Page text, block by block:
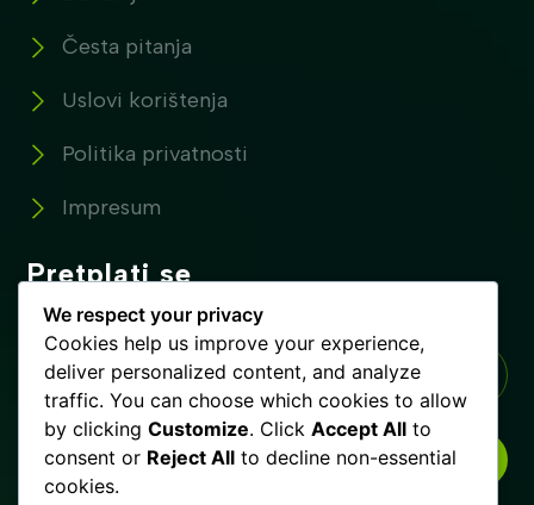
Česta pitanja
Uslovi korištenja
Politika privatnosti
Impresum
Pretplati se
Pretplatite se na naše novosti !
PRETPLATI SE
We respect your privacy
Cookies help us improve your experience,
deliver personalized content, and analyze
traffic. You can choose which cookies to allow
by clicking Customize. Click Accept All to
consent or Reject All to decline non-essential
cookies.